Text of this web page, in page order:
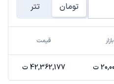
تومان تتر
قیمت
ت 42,362,177 ت